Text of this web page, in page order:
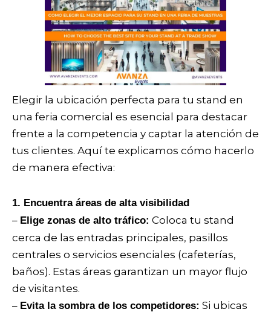
Elegir la ubicación perfecta para tu stand en
una feria comercial es esencial para destacar
frente a la competencia y captar la atención de
tus clientes. Aquí te explicamos cómo hacerlo
de manera efectiva:
1. Encuentra áreas de alta visibilidad
– Elige zonas de alto tráfico: Coloca tu stand
cerca de las entradas principales, pasillos
centrales o servicios esenciales (cafeterías,
baños). Estas áreas garantizan un mayor flujo
de visitantes.
– Evita la sombra de los competidores: Si ubicas